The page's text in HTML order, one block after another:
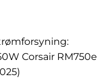
Corsair RM750e